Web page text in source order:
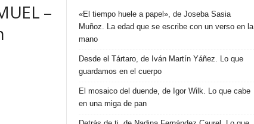
–
«El tiempo huele a papel», de Joseba Sasia
Muñoz. La edad que se escribe con un verso en la
mano
Desde el Tártaro, de Iván Martín Yáñez. Lo que
guardamos en el cuerpo
El mosaico del duende, de Igor Wilk. Lo que cabe
en una miga de pan